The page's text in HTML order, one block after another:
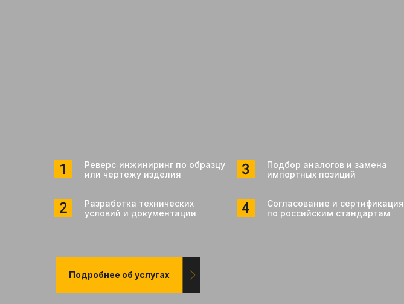
Подробнее об услугах
Реверс‑инжиниринг по образцу
или чертежу изделия
Разработка технических
условий и документации
Подбор аналогов и замена
импортных позиций
Согласование и сертификация
по российским стандартам